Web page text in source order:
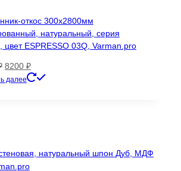
откос 300х2800мм
натуральный, серия
цвет ESPRESSO 03Q, Varman.pro
Первоначальная
цена
8200 ₽Текущая
цена:
далее